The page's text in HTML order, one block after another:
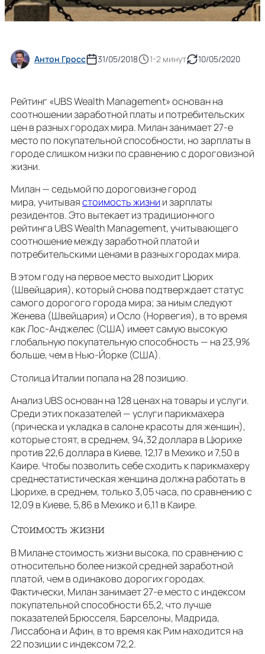
Антон Гросс 31/05/2018 1-2 минут 10/05/2020
Рейтинг «UBS Wealth Management» основан на
соотношении заработной платы и потребительских
цен в разных городах мира. Милан занимает 27-е
место по покупательной способности, но зарплаты в
городе слишком низки по сравнению с дороговизной
жизни.
Милан — седьмой по дороговизне город
мира, учитываястоимость жизни и зарплаты
резидентов. Это вытекает из традиционного
рейтинга UBS Wealth Management, учитывающего
соотношение между заработной платой и
потребительскими ценами в разных городах мира.
В этом году на первое место выходит Цюрих
(Швейцария), который снова подтверждает статус
самого дорогого города мира; за ниым следуют
Женева (Швейцария) и Осло (Норвегия), в то время
как Лос-Анджелес (США) имеет самую высокую
глобальную покупательную способность — на 23,9%
больше, чем в Нью-Йорке (США).
Столица Италии попала на 28 позицию.
Анализ UBS основан на 128 ценах на товары и услуги.
Среди этих показателей — услуги парикмахера
(прическа и укладка в салоне красоты для женщин),
которые стоят, в среднем, 94,32 доллара в Цюрихе
против 22,6 доллара в Киеве, 12,17 в Мехико и 7,50 в
Каире. Чтобы позволить себе сходить к парикмахеру
среднестатистическая женщина должна работать в
Цюрихе, в среднем, только 3,05 часа, по сравнению с
12,09 в Киеве, 5,86 в Мехико и 6,11 в Каире.
Стоимость жизни
В Милане стоимость жизни высока, по сравнению с
относительно более низкой средней заработной
платой, чем в одинаково дорогих городах.
Фактически, Милан занимает 27-е место с индексом
покупательной способности 65,2, что лучше
показателей Брюсселя, Барселоны, Мадрида,
Лиссабона и Афин, в то время как Рим находится на
22 позиции с индексом 72,2.